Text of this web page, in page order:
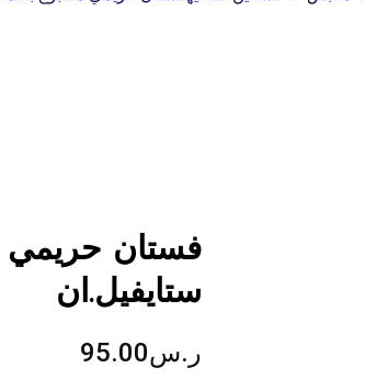
فستان حريمي
ستايفيل.ان
ر.س95.00